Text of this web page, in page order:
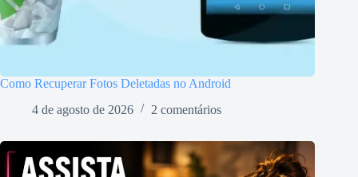
Como Recuperar Fotos Deletadas no Android
4 de agosto de 2026
2 comentários